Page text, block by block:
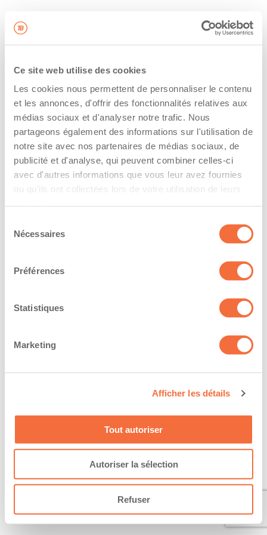
Ce site web utilise des cookies
Les cookies nous permettent de personnaliser le contenu
et les annonces, d'offrir des fonctionnalités relatives aux
médias sociaux et d'analyser notre trafic. Nous
partageons également des informations sur l'utilisation de
notre site avec nos partenaires de médias sociaux, de
publicité et d'analyse, qui peuvent combiner celles-ci
avec d'autres informations que vous leur avez fournies
ou qu'ils ont collectées lors de votre utilisation de leurs
Nécessaires
Préférences
Statistiques
Marketing
Afficher les détails
Tout autoriser
Autoriser la sélection
Refuser